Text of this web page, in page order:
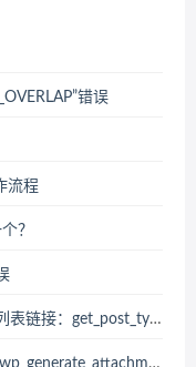
错误
流程
？